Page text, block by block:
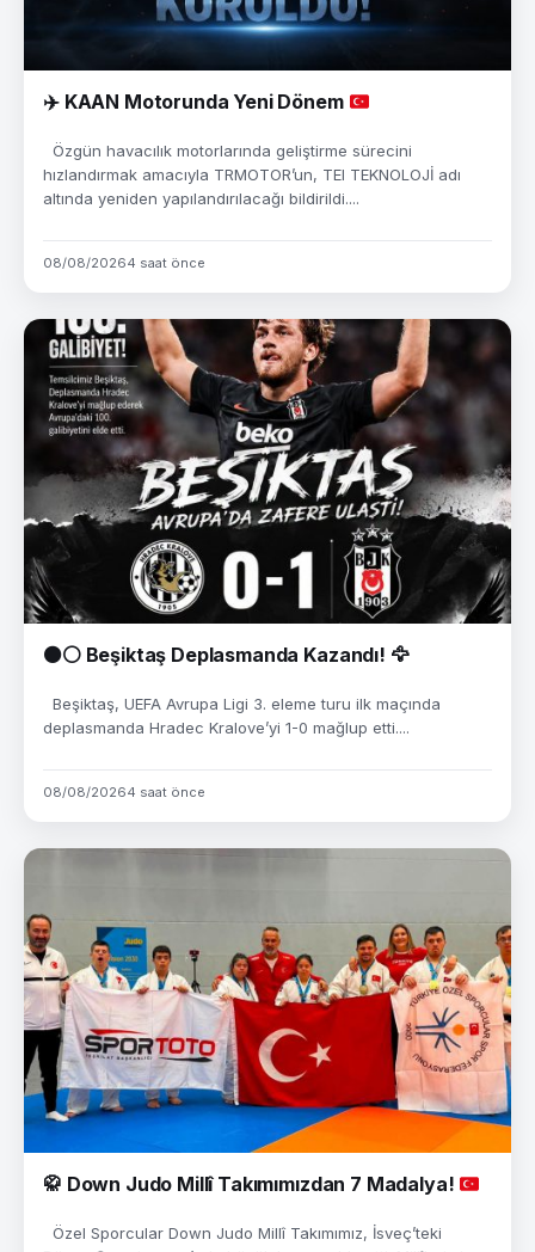
✈️KAAN Motorunda Yeni Dönem
Özgün havacılık motorlarında geliştirme sürecini
hızlandırmak amacıyla TRMOTOR’un, TEI TEKNOLOJİ adı
altında yeniden yapılandırılacağı bildirildi....
08/08/20264 saat önce
⚫⚪ Beşiktaş Deplasmanda Kazandı! 🦅
Beşiktaş, UEFA Avrupa Ligi 3. eleme turu ilk maçında
deplasmanda Hradec Kralove’yi 1-0 mağlup etti....
08/08/20264 saat önce
🥋 Down Judo Millî Takımımızdan 7 Madalya!
Özel Sporcular Down Judo Millî Takımımız, İsveç’teki